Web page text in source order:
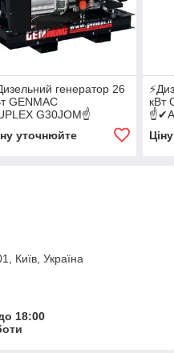
генератор 26
GENMAC
G30JOM☝
уточнюйте
кВт
Київ, Україна
18:00